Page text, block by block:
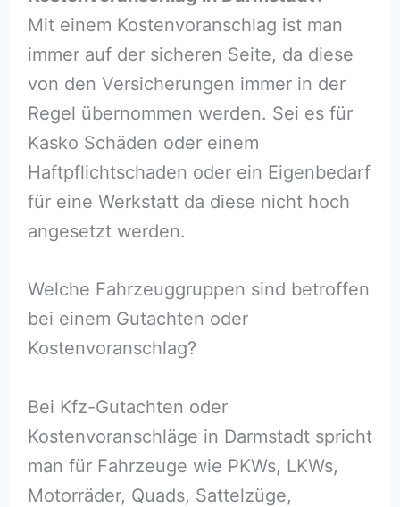
Mit einem Kostenvoranschlag ist man
immer auf der sicheren Seite, da diese
von den Versicherungen immer in der
Regel übernommen werden. Sei es für
Kasko Schäden oder einem
Haftpflichtschaden oder ein Eigenbedarf
für eine Werkstatt da diese nicht hoch
angesetzt werden.
Welche Fahrzeuggruppen sind betroffen
bei einem Gutachten oder
Kostenvoranschlag?
Bei Kfz-Gutachten oder
Kostenvoranschläge in Darmstadt spricht
man für Fahrzeuge wie PKWs, LKWs,
Motorräder, Quads, Sattelzüge,